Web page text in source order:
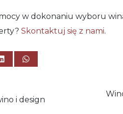
w dokonaniu wyboru
Skontaktuj się z nami.
i design